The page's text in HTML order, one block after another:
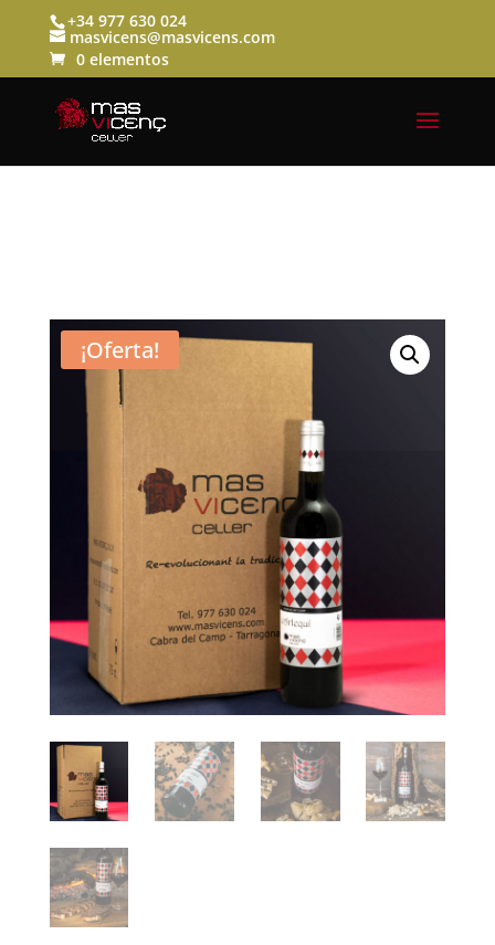
+34 977 630 024
masvicens@masvicens.com
0 elementos
¡Oferta!